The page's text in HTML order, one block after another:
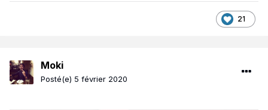
21
Moki
Posté(e) 5 février 2020